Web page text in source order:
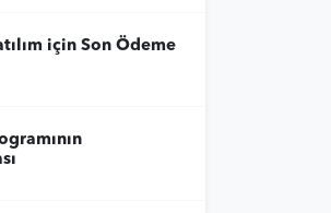
için Son Ödeme